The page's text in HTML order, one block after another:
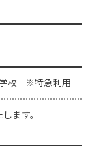
校 ※特急利用
ます。